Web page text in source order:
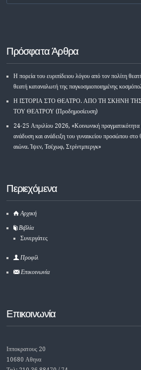
Πρόσφατα Άρθρα
Η πορεία του ευριπίδειου λόγου από τον πολίτη
θεατή καταναλωτή της παγκοσμιοποιημένης
Η ΙΣΤΟΡΙΑ ΣΤΟ ΘΕΑΤΡΟ. ΑΠΟ ΤΗ ΣΚΗΝΗ
ΤΟΥ ΘΕΑΤΡΟΥ (Προδημοσίευση)
24-25 Απριλίου 2026, «Κοινωνική πραγματικότητα
ανάδυση και ανάδειξη του γυναικείου προσώπου
αιώνα. Ίψεν, Τσέχωφ, Στρίντμπεργκ»
Περιεχόμενα
Αρχική
Βιβλία
Συνεργάτες
Προφίλ
Επικοινωνία
Επικοινωνία
Ιπποκρατους 20
10680 Αθηνα